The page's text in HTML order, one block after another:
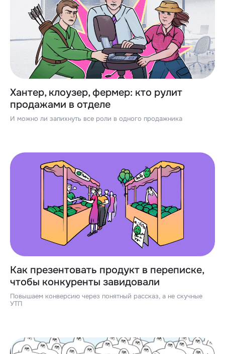
Хантер, клоузер, фермер: кто рулит
продажами в отделе
И можно ли запихнуть все роли в одного продажника
Как презентовать продукт в переписке,
чтобы конкуренты завидовали
Повышаем конверсию через понятный рассказ, а не скучные
УТП